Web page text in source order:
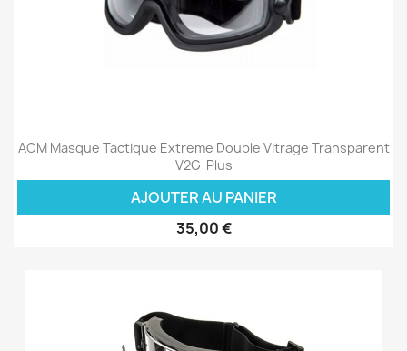
ACM Masque Tactique Extreme Double Vitrage Transparent
V2G-Plus
AJOUTER AU PANIER
35,00 €